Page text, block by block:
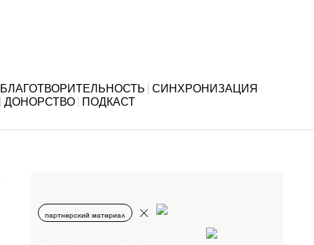
БЛАГОТВОРИТЕЛЬНОСТЬ
СИНХРОНИЗАЦИЯ
ДОНОРСТВО
ПОДКАСТ
партнерский материал